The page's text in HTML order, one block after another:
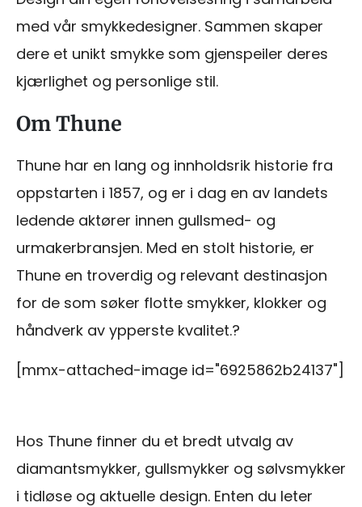
med vår smykkedesigner. Sammen skaper
dere et unikt smykke som gjenspeiler deres
kjærlighet og personlige stil.
Om Thune
Thune har en lang og innholdsrik historie fra
oppstarten i 1857, og er i dag en av landets
ledende aktører innen gullsmed- og
urmakerbransjen. Med en stolt historie, er
Thune en troverdig og relevant destinasjon
for de som søker flotte smykker, klokker og
håndverk av ypperste kvalitet.?
[mmx-attached-image id="6925862b24137"]
Hos Thune finner du et bredt utvalg av
diamantsmykker, gullsmykker og sølvsmykker
i tidløse og aktuelle design. Enten du leter